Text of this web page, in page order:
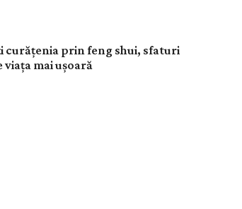
curățenia prin feng shui, sfaturi
mai ușoară